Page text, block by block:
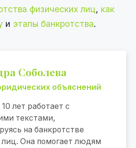
физических лиц, как
и этапы банкротства.
Соболева
объяснений
лет работает с
текстами,
на банкротстве
Она помогает людям